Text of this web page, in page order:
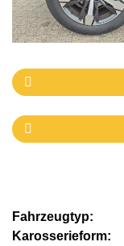
Fahrzeugtyp:
Karosserieform: